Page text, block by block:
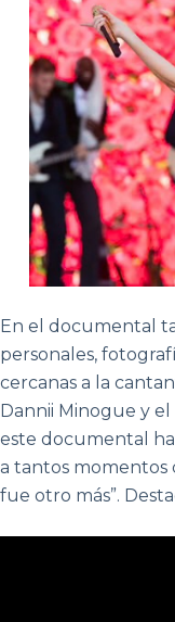
En el documental
personales,
cercanas a la
Dannii Minogue y el
este documental
a tantos momentos
fue otro más”.